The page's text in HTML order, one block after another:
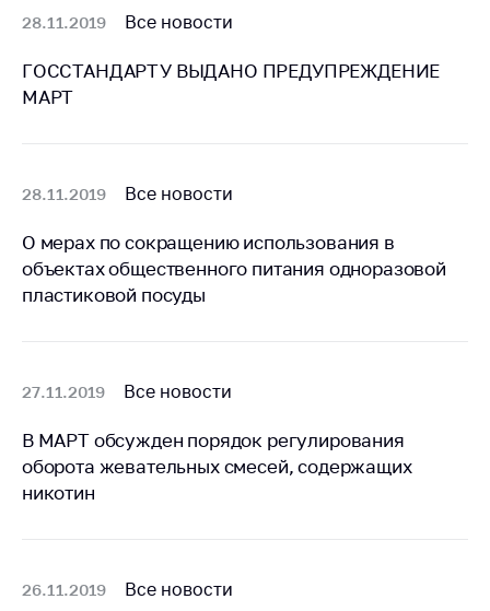
Обратиться в МАРТ
Личный прием
линия
Электронные
обращения
Сообщить о росте
медицинские
изделия
Контакты
Приемная
28.11.2019 Все новости
ГОССТАНДАРТУ ВЫДАНО ПРЕДУПРЕЖДЕНИЕ
МАРТ
28.11.2019 Все новости
О мерах по сокращению использования в
объектах общественного питания одноразовой
пластиковой посуды
27.11.2019 Все новости
В МАРТ обсужден порядок регулирования
оборота жевательных смесей, содержащих
никотин
26.11.2019 Все новости